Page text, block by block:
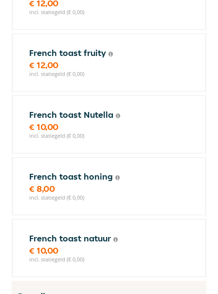
€ 12,00
incl. statiegeld (€ 0,00)
French toast fruity
€ 12,00
incl. statiegeld (€ 0,00)
French toast Nutella
€ 10,00
incl. statiegeld (€ 0,00)
French toast honing
€ 8,00
incl. statiegeld (€ 0,00)
French toast natuur
€ 10,00
incl. statiegeld (€ 0,00)